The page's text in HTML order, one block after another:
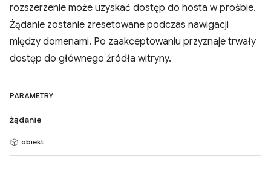
rozszerzenie może uzyskać dostęp do hosta w prośbie.
Żądanie zostanie zresetowane podczas nawigacji
między domenami. Po zaakceptowaniu przyznaje trwały
dostęp do głównego źródła witryny.
PARAMETRY
żądanie
obiekt